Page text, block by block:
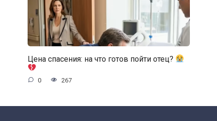
Цена спасения: на что готов пойти отец?
0 267